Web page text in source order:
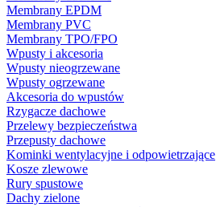
Membrany EPDM
Membrany PVC
Membrany TPO/FPO
Wpusty i akcesoria
Wpusty nieogrzewane
Wpusty ogrzewane
Akcesoria do wpustów
Rzygacze dachowe
Przelewy bezpieczeństwa
Przepusty dachowe
Kominki wentylacyjne i odpowietrzające
Kosze zlewowe
Rury spustowe
Dachy zielone